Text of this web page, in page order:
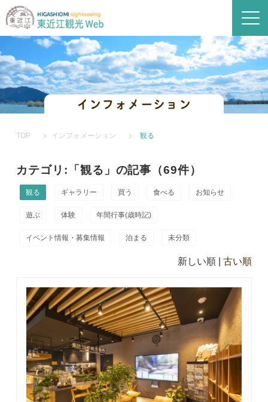
インフォメーション
TOP インフォメーション 観る
カテゴリ:「観る」の記事（69件）
観る ギャラリー 買う 食べる お知らせ
遊ぶ 体験 年間行事(歳時記)
イベント情報・募集情報 泊まる 未分類
新しい順 |古い順